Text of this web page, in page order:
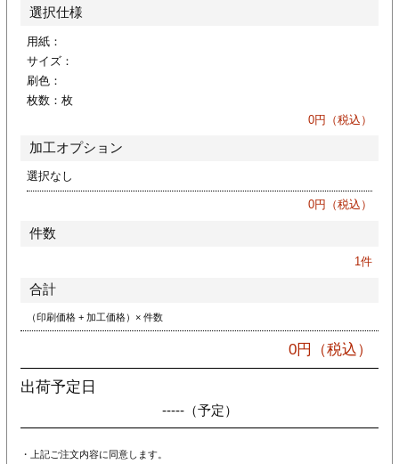
選択仕様
用紙：
サイズ：
刷色：
枚数： 枚
0円（税込）
加工オプション
選択なし
0円（税込）
件数
1件
合計
（印刷価格 + 加工価格）× 件数
0円（税込）
出荷予定日
-----（予定）
・上記ご注文内容に同意します。